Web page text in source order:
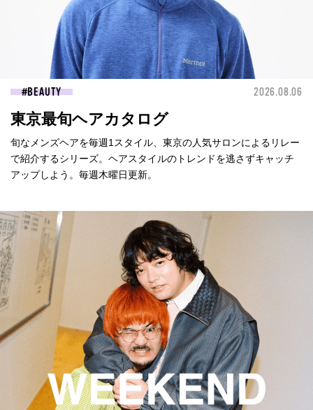
BEAUTY 2026.08.06
東京最旬ヘアカタログ
旬なメンズヘアを毎週1スタイル、東京の人気サロンによるリレー
で紹介するシリーズ。ヘアスタイルのトレンドを逃さずキャッチ
アップしよう。毎週木曜日更新。